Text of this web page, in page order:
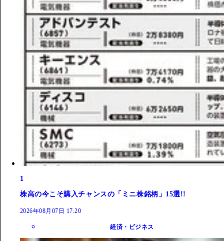
1
株高の今こそ購入チャンスの「ミニ株銘柄」15選!!
2026年08月07日 17:20
経済・ビジネス